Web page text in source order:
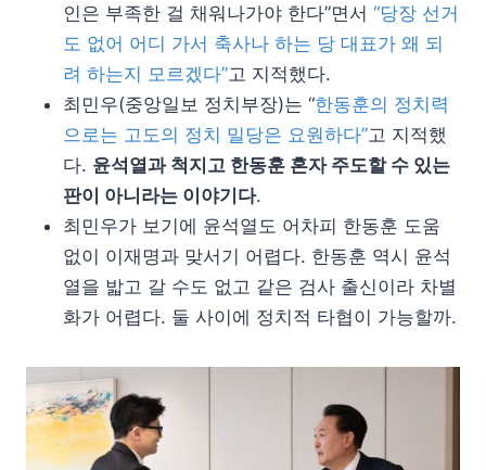
인은 부족한 걸 채워나가야 한다”면서 “당장 선거
도 없어 어디 가서 축사나 하는 당 대표가 왜 되
려 하는지 모르겠다”고 지적했다.
최민우(중앙일보 정치부장)는 “한동훈의 정치력
으로는 고도의 정치 밀당은 요원하다”고 지적했
다. 윤석열과 척지고 한동훈 혼자 주도할 수 있는
판이 아니라는 이야기다.
최민우가 보기에 윤석열도 어차피 한동훈 도움
없이 이재명과 맞서기 어렵다. 한동훈 역시 윤석
열을 밟고 갈 수도 없고 같은 검사 출신이라 차별
화가 어렵다. 둘 사이에 정치적 타협이 가능할까.